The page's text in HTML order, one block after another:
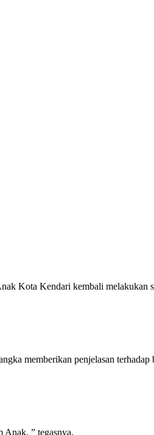
Kota Kendari kembali melakukan
memberikan penjelasan terhadap
Anak, ” tegasnya.